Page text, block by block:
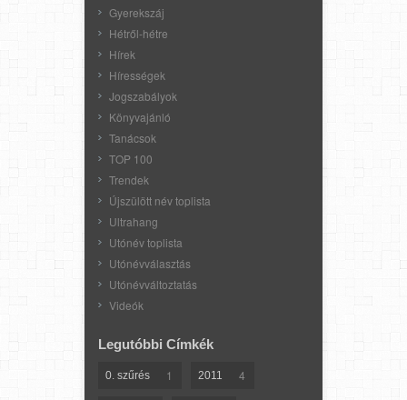
Gyerekszáj
Hétről-hétre
Hírek
Hírességek
Jogszabályok
Könyvajánló
Tanácsok
TOP 100
Trendek
Újszülött név toplista
Ultrahang
Utónév toplista
Utónévválasztás
Utónévváltoztatás
Videók
Legutóbbi Címkék
0. szűrés 1 2011 4